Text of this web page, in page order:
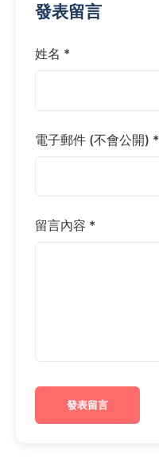
發表留言
姓名 *
電子郵件 (不會公開) *
留言內容 *
發表留言